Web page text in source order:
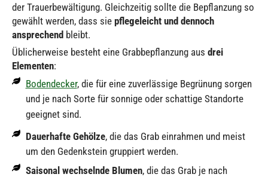
der Trauerbewältigung. Gleichzeitig sollte die Bepflanzung so
gewählt werden, dass sie pflegeleicht und dennoch
ansprechend bleibt.
Üblicherweise besteht eine Grabbepflanzung aus drei
Elementen:
Bodendecker, die für eine zuverlässige Begrünung sorgen
und je nach Sorte für sonnige oder schattige Standorte
geeignet sind.
Dauerhafte Gehölze, die das Grab einrahmen und meist
um den Gedenkstein gruppiert werden.
Saisonal wechselnde Blumen, die das Grab je nach